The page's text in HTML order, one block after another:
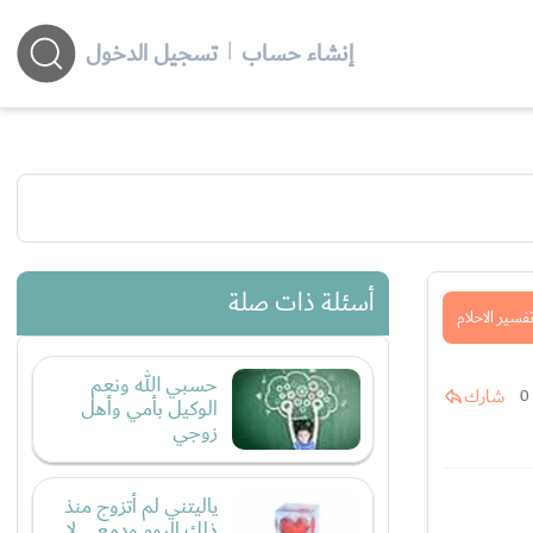
إنشاء حساب | تسجيل الدخول
تفسير الاحلام
0 شارك
أسئلة ذات صلة
حسبي الله ونعم
الوكيل بأمي وأهل
زوجي
ياليتني لم أتزوج منذ